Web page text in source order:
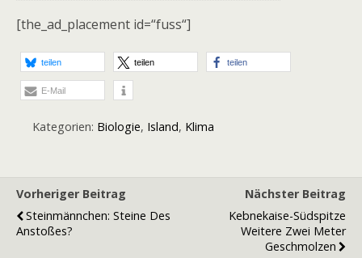
[the_ad_placement id=“fuss“]
teilen teilen teilen
E-Mail
Kategorien: Biologie, Island, Klima
Vorheriger Beitrag
Steinmännchen: Steine Des
Anstoßes?
Nächster Beitrag
Kebnekaise-Südspitze
Weitere Zwei Meter
Geschmolzen